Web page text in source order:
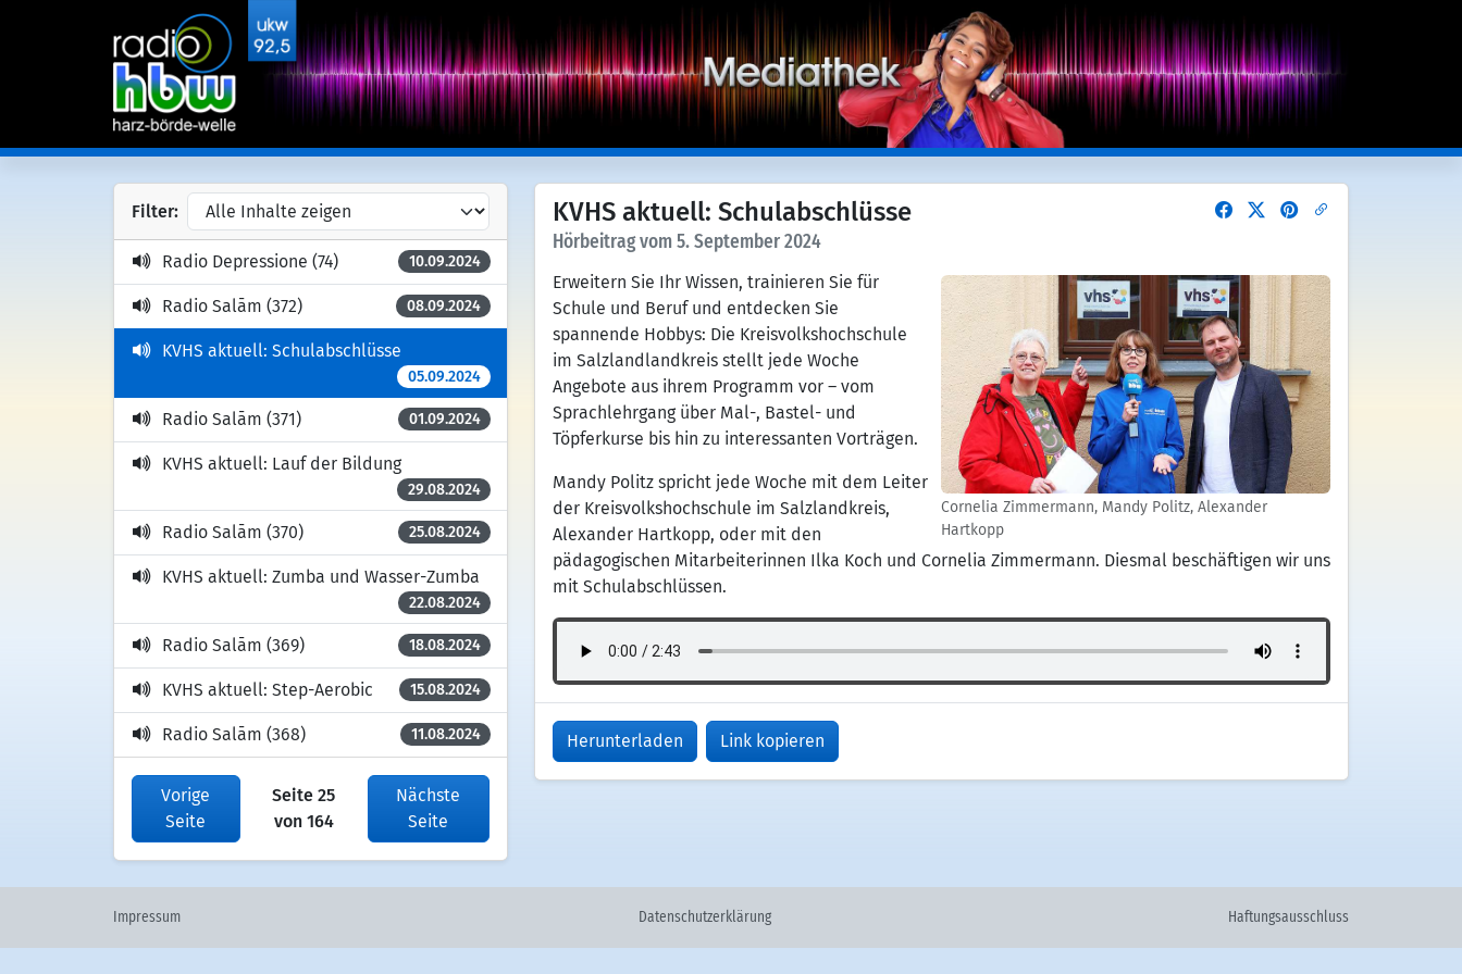
KVHS aktuell: Schulabschlüsse
Hörbeitrag vom 5. September 2024
Cornelia Zimmermann, Mandy Politz, Alexander
Hartkopp
Erweitern Sie Ihr Wissen, trainieren Sie für
Schule und Beruf und entdecken Sie
spannende Hobbys: Die Kreisvolkshochschule
im Salzlandlandkreis stellt jede Woche
Angebote aus ihrem Programm vor – vom
Sprachlehrgang über Mal-, Bastel- und
Töpferkurse bis hin zu interessanten Vorträgen.
Mandy Politz spricht jede Woche mit dem Leiter
der Kreisvolkshochschule im Salzlandkreis,
Alexander Hartkopp, oder mit den
pädagogischen Mitarbeiterinnen Ilka Koch und Cornelia Zimmermann. Diesmal beschäftigen wir uns
mit Schulabschlüssen.
Herunterladen Link kopieren
Filter:
Radio Depressione (74) 10.09.2024
Radio Salām (372) 08.09.2024
KVHS aktuell: Schulabschlüsse
05.09.2024
Radio Salām (371) 01.09.2024
KVHS aktuell: Lauf der Bildung
29.08.2024
Radio Salām (370) 25.08.2024
KVHS aktuell: Zumba und Wasser-Zumba
22.08.2024
Radio Salām (369) 18.08.2024
KVHS aktuell: Step-Aerobic 15.08.2024
Radio Salām (368) 11.08.2024
Vorige
Seite
Seite 25
von 164
Nächste
Seite
Impressum Datenschutzerklärung Haftungsausschluss